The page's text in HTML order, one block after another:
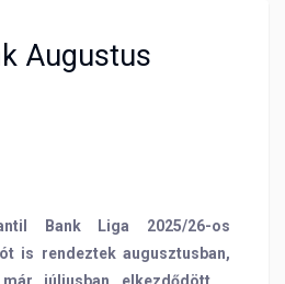
Augustus
Bank Liga 2025/26-os
is rendeztek augusztusban,